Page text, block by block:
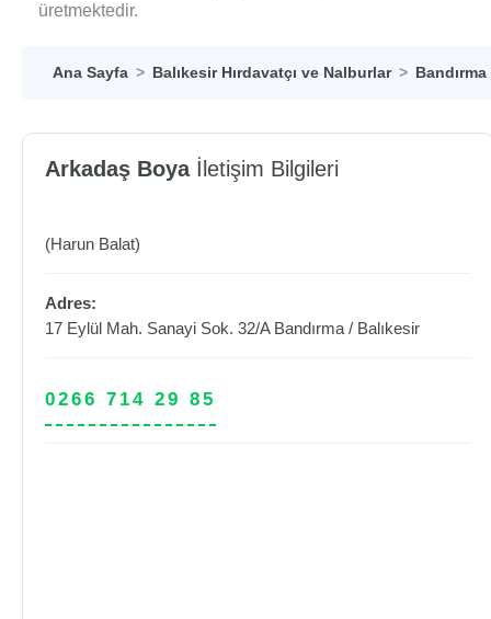
üretmektedir.
Ana Sayfa Balıkesir Hırdavatçı ve Nalburlar
Arkadaş Boyaİletişim Bilgileri
(Harun Balat)
Adres:
17 Eylül Mah. Sanayi Sok. 32/A Bandırma / Balıkesir
0266 714 29 85